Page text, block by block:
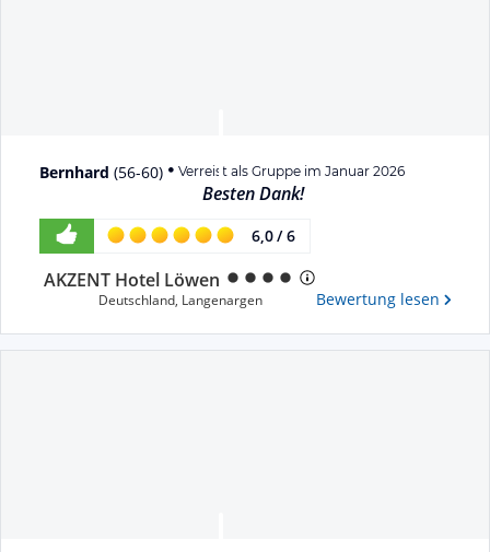
Bernhard (56-60) Verreist als Gruppe im Januar 2026
Besten Dank!
6,0/ 6
AKZENT Hotel Löwen
Deutschland, Langenargen Bewertung lesen